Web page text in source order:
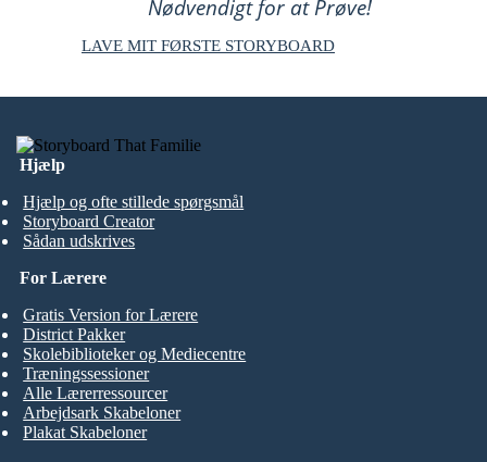
Nødvendigt for at Prøve!
LAVE MIT FØRSTE STORYBOARD
Hjælp
Hjælp og ofte stillede spørgsmål
Storyboard Creator
Sådan udskrives
For Lærere
Gratis Version for Lærere
District Pakker
Skolebiblioteker og Mediecentre
Træningssessioner
Alle Lærerressourcer
Arbejdsark Skabeloner
Plakat Skabeloner